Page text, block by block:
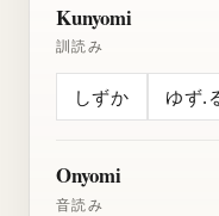
Kunyomi
訓読み
しずか ゆず.
Onyomi
音読み